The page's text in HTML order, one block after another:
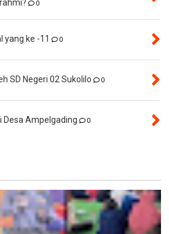
0
yang ke -11 0
SD Negeri 02 Sukolilo 0
Desa Ampelgading 0